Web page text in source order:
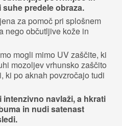
predele obraza.
za pomoč pri splošnem
nego občutljive kože in
mogli mimo UV zaščite, ki
mozoljev vrhunsko zaščito
ki po aknah povzročajo tudi
intenzivno navlaži, a hkrati
in nudi satenast